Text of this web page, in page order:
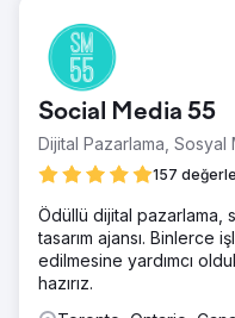
Social Media 55
Dijital Pazarlama, Sosyal
157
Ödüllü dijital pazarlama,
tasarım ajansı. Binlerce
edilmesine yardımcı
hazırız.